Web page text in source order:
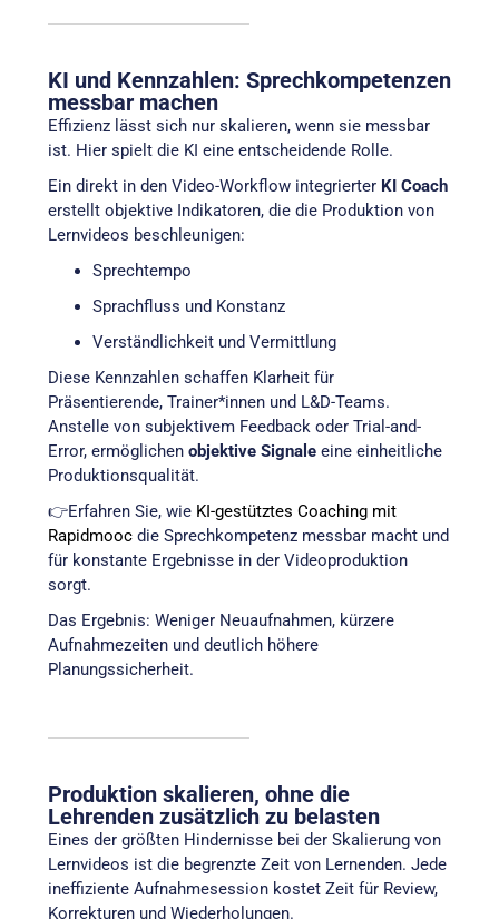
KI und Kennzahlen: Sprechkompetenzen
messbar machen
Effizienz lässt sich nur skalieren, wenn sie messbar
ist. Hier spielt die KI eine entscheidende Rolle.
Ein direkt in den Video-Workflow integrierter KI Coach
erstellt objektive Indikatoren, die die Produktion von
Lernvideos beschleunigen:
Sprechtempo
Sprachfluss und Konstanz
Verständlichkeit und Vermittlung
Diese Kennzahlen schaffen Klarheit für
Präsentierende, Trainer*innen und L&D-Teams.
Anstelle von subjektivem Feedback oder Trial-and-
Error, ermöglichen objektive Signaleeine einheitliche
Produktionsqualität.
👉Erfahren Sie, wie KI-gestütztes Coaching mit
Rapidmooc die Sprechkompetenz messbar macht und
für konstante Ergebnisse in der Videoproduktion
sorgt.
Das Ergebnis: Weniger Neuaufnahmen, kürzere
Aufnahmezeiten und deutlich höhere
Planungssicherheit.
Produktion skalieren, ohne die
Lehrenden zusätzlich zu belasten
Eines der größten Hindernisse bei der Skalierung von
Lernvideos ist die begrenzte Zeit von Lernenden. Jede
ineffiziente Aufnahmesession kostet Zeit für Review,
Korrekturen und Wiederholungen.